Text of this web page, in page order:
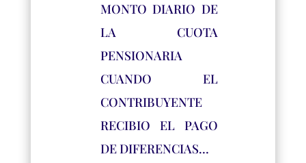
MONTO DIARIO DE
LA CUOTA
PENSIONARIA
CUANDO EL
CONTRIBUYENTE
RECIBIO EL PAGO
DE DIFERENCIAS…